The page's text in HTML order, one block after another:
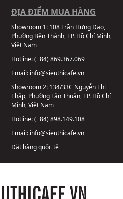
ĐỊA ĐIỂM MUA HÀNG
Showroom 1: 108 Trần Hưng Đạo,
Phường Bến Thành, TP. Hồ Chí Minh,
Việt Nam
Hotline:(+84) 869.367.069
Email: info@sieuthicafe.vn
Showroom 2: 134/33C Nguyễn Thị
Thập, Phường Tân Thuận, TP. Hồ Chí
Minh, Việt Nam
Hotline:(+84) 898.149.108
Email: info@sieuthicafe.vn
Đặt hàng quốc tế